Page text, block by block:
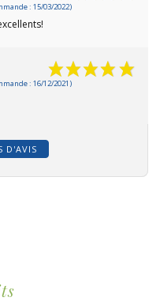
: 15/03/2022)
: 16/12/2021)
D'AVIS